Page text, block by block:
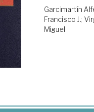
Garcimartín
Francisco J.;
Miguel